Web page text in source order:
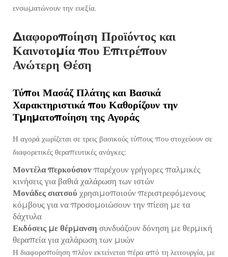
ενσωματώνουν την ευεξία.
Διαφοροποίηση Προϊόντος και
Καινοτομία που Επιτρέπουν
Ανώτερη Θέση
Τύποι Μασάζ Πλάτης και Βασικά
Χαρακτηριστικά που Καθορίζουν την
Τμηματοποίηση της Αγοράς
Η αγορά χωρίζεται σε τρεις βασικούς τύπους που στοχεύουν σε
διαφορετικές θεραπευτικές ανάγκες:
Μοντέλα περκούσιον παρέχουν γρήγορες παλμικές
κινήσεις για βαθιά χαλάρωση των ιστών
Μονάδες σιατσού χρησιμοποιούν περιστρεφόμενους
κόμβους για να προσομοιώσουν την πίεση με τα
δάχτυλα
Εκδόσεις με θέρμανση συνδυάζουν δόνηση με θερμική
θεραπεία για χαλάρωση των μυών
Η διαφοροποίηση πλέον εκτείνεται πέρα από τη λειτουργία, με